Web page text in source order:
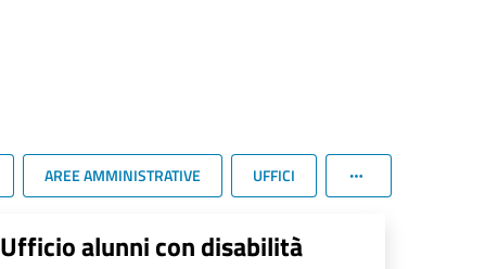
AREE AMMINISTRATIVE UFFICI
Ufficio alunni con disabilità